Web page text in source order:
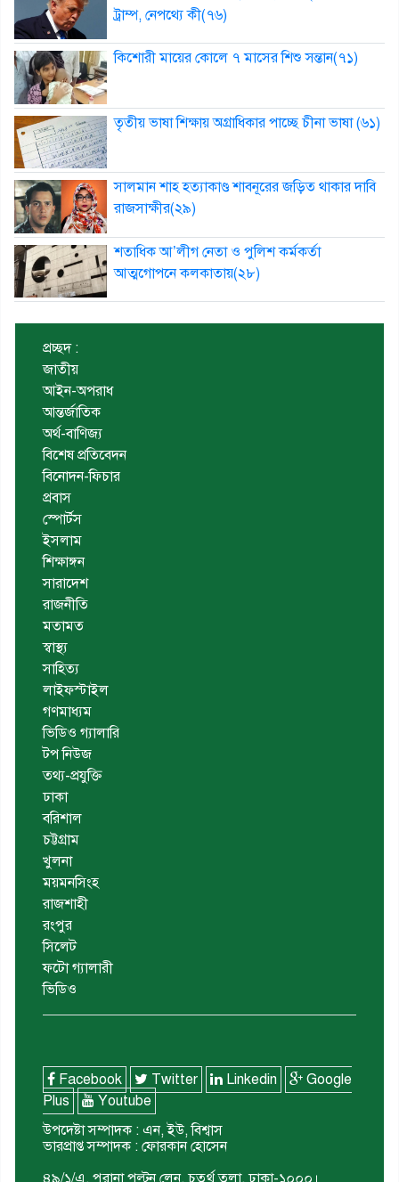
ট্রাম্প, নেপথ্যে কী(৭৬)
কিশোরী মায়ের কোলে ৭ মাসের শিশু সন্তান(৭১)
তৃতীয় ভাষা শিক্ষায় অগ্রাধিকার পাচ্ছে চীনা ভাষা (৬১)
সালমান শাহ হত্যাকাণ্ড শাবনূরের জড়িত থাকার দাবি
রাজসাক্ষীর(২৯)
শতাধিক আ’লীগ নেতা ও পুলিশ কর্মকর্তা
আত্মগোপনে কলকাতায়(২৮)
প্রচ্ছদ :
জাতীয়
আইন-অপরাধ
আন্তর্জাতিক
অর্থ-বাণিজ্য
বিশেষ প্রতিবেদন
বিনোদন-ফিচার
প্রবাস
স্পোর্টস
ইসলাম
শিক্ষাঙ্গন
সারাদেশ
রাজনীতি
মতামত
স্বাস্থ্য
সাহিত্য
লাইফস্টাইল
গণমাধ্যম
ভিডিও গ্যালারি
টপ নিউজ
তথ্য-প্রযুক্তি
ঢাকা
বরিশাল
চট্টগ্রাম
খুলনা
ময়মনসিংহ
রাজশাহী
রংপুর
সিলেট
ফটো গ্যালারী
ভিডিও
Facebook Twitter Linkedin
Google
Plus
Youtube
উপদেষ্টা সম্পাদক : এন, ইউ, বিশ্বাস
ভারপ্রাপ্ত সম্পাদক : ফোরকান হোসেন